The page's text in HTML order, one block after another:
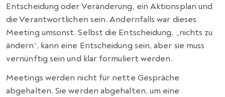
Entscheidung oder Veränderung, ein Aktionsplan und
die Verantwortlichen sein. Andernfalls war dieses
Meeting umsonst. Selbst die Entscheidung, „nichts zu
ändern“, kann eine Entscheidung sein, aber sie muss
vernünftig sein und klar formuliert werden.
Meetings werden nicht für nette Gespräche
abgehalten. Sie werden abgehalten, um eine